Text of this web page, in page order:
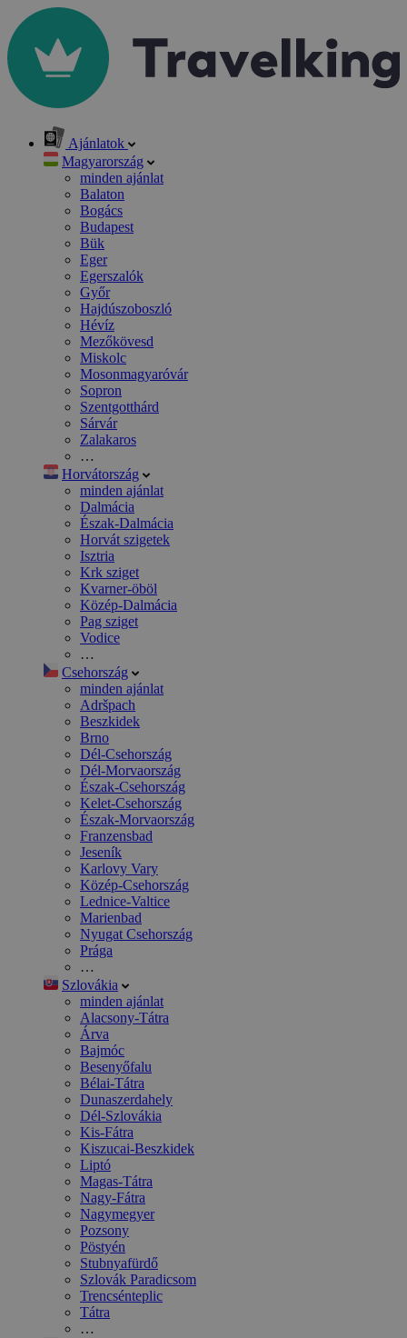
Ajánlatok
Magyarország
minden ajánlat
Balaton
Bogács
Budapest
Bük
Eger
Egerszalók
Győr
Hajdúszoboszló
Hévíz
Mezőkövesd
Miskolc
Mosonmagyaróvár
Sopron
Szentgotthárd
Sárvár
Zalakaros
…
Horvátország
minden ajánlat
Dalmácia
Észak-Dalmácia
Horvát szigetek
Isztria
Krk sziget
Kvarner-öböl
Közép-Dalmácia
Pag sziget
Vodice
…
Csehország
minden ajánlat
Adršpach
Beszkidek
Brno
Dél-Csehország
Dél-Morvaország
Észak-Csehország
Kelet-Csehország
Észak-Morvaország
Franzensbad
Jeseník
Karlovy Vary
Közép-Csehország
Lednice-Valtice
Marienbad
Nyugat Csehország
Prága
…
Szlovákia
minden ajánlat
Alacsony-Tátra
Árva
Bajmóc
Besenyőfalu
Bélai-Tátra
Dunaszerdahely
Dél-Szlovákia
Kis-Fátra
Kiszucai-Beszkidek
Liptó
Magas-Tátra
Nagy-Fátra
Nagymegyer
Pozsony
Pöstyén
Stubnyafürdő
Szlovák Paradicsom
Trencsénteplic
Tátra
…